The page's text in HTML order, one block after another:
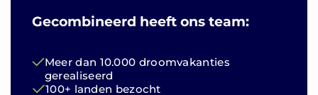
Gecombineerd heeft ons team:
Meer dan 10.000 droomvakanties
gerealiseerd
100+ landen bezocht